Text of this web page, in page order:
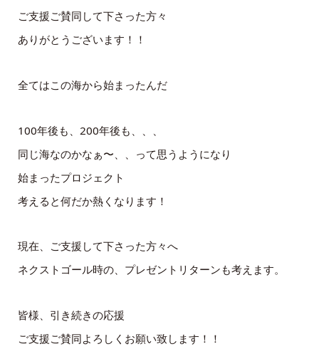
ご支援ご賛同して下さった方々
ありがとうございます！！
全てはこの海から始まったんだ
100年後も、200年後も、、、
同じ海なのかなぁ〜、、って思うようになり
始まったプロジェクト
考えると何だか熱くなります！
現在、ご支援して下さった方々へ
ネクストゴール時の、プレゼントリターンも考えます。
皆様、引き続きの応援
ご支援ご賛同よろしくお願い致します！！